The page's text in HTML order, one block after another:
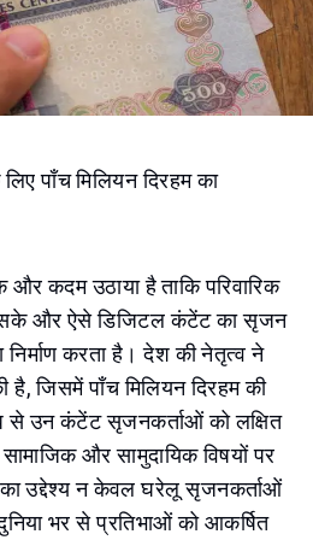
पाँच मिलियन दिरहम का
कदम उठाया है ताकि परिवारिक
सके और ऐसे डिजिटल कंटेंट का सृजन
करता है। देश की नेतृत्व ने
है, जिसमें पाँच मिलियन दिरहम की
से उन कंटेंट सृजनकर्ताओं को लक्षित
सामाजिक और सामुदायिक विषयों पर
उद्देश्य न केवल घरेलू सृजनकर्ताओं
भर से प्रतिभाओं को आकर्षित